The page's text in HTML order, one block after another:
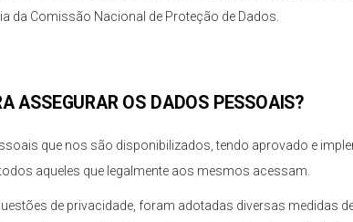
da Comissão Nacional de Proteção de Dados.
ASSEGURAR OS DADOS PESSOAIS?
que nos são disponibilizados, tendo aprovado e
aqueles que legalmente aos mesmos acessam.
de privacidade, foram adotadas diversas medidas